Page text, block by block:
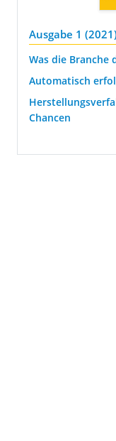
Ausgabe 1
Was die Branche
Automatisch
Chancen